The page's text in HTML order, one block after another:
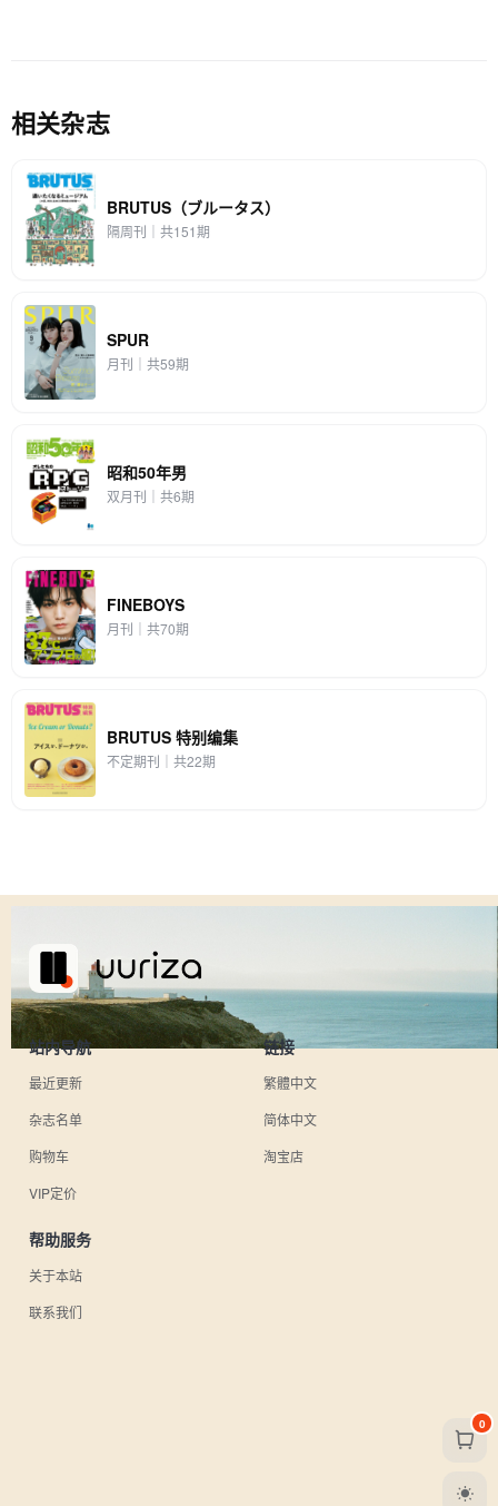
相关杂志
BRUTUS（ブルータス）
隔周刊｜共151期
SPUR
月刊｜共59期
昭和50年男
双月刊｜共6期
FINEBOYS
月刊｜共70期
BRUTUS 特别编集
不定期刊｜共22期
站内导航
最近更新
杂志名单
购物车
VIP定价
链接
繁體中文
简体中文
淘宝店
帮助服务
关于本站
联系我们
0